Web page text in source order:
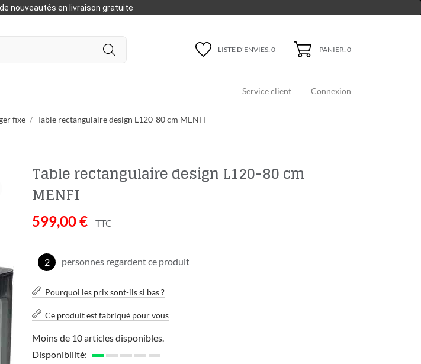
nouveautés en livraison gratuite
LISTE D'ENVIES:0 PANIER: 0
Service client Connexion
fixe Table rectangulaire design L120-80 cm MENFI
Table rectangulaire design L120-80 cm
MENFI
599,00 € TTC
2 personnes regardent ce produit
Pourquoi les prix sont-ils si bas ?
Ce produit est fabriqué pour vous
Moins de 10 articles disponibles.
Disponibilité: